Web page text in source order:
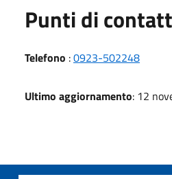
Punti di
Telefono :0923-502248
Ultimo aggiornamento: 12